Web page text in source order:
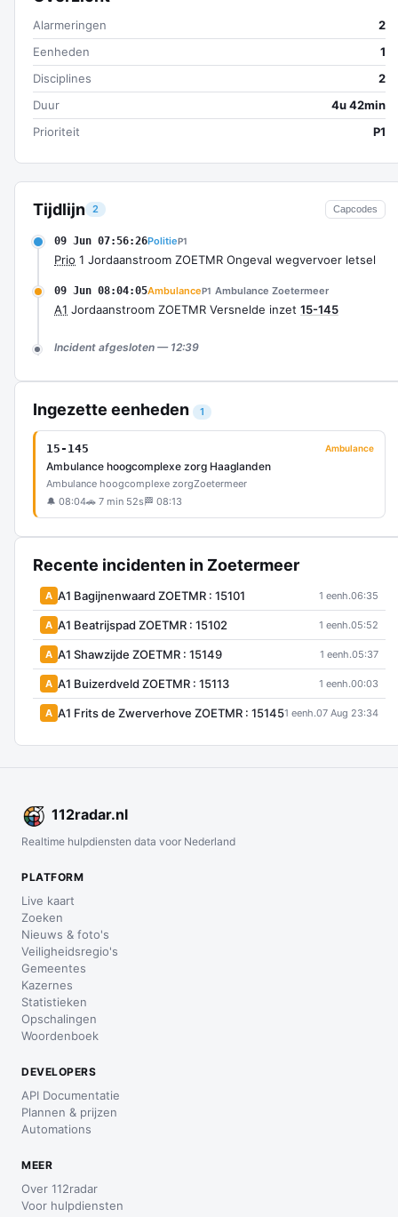
Tijdlijn 2 Capcodes
09 Jun 07:56:26PolitieP1
Prio 1 Jordaanstroom ZOETMR Ongeval wegvervoer letsel
09 Jun 08:04:05AmbulanceP1 Ambulance Zoetermeer
A1 Jordaanstroom ZOETMR Versnelde inzet 15-145
Incident afgesloten — 12:39
Ingezette eenheden 1
15-145 Ambulance
Ambulance hoogcomplexe zorg Haaglanden
Ambulance hoogcomplexe zorgZoetermeer
🔔 08:04🚗 7 min 52s 🏁 08:13
Recente incidenten in Zoetermeer
A A1 Bagijnenwaard ZOETMR : 15101 1 eenh.06:35
A A1 Beatrijspad ZOETMR : 15102 1 eenh.05:52
A A1 Shawzijde ZOETMR : 15149 1 eenh.05:37
A A1 Buizerdveld ZOETMR : 15113 1 eenh.00:03
A A1 Frits de Zwerverhove ZOETMR : 151451 eenh.07 Aug 23:34
Alarmeringen
2
Eenheden
1
Disciplines
2
Duur
4u 42min
Prioriteit
P1
112radar.nl
Realtime hulpdiensten data voor Nederland
PLATFORM
Live kaart
Zoeken
Nieuws & foto's
Veiligheidsregio's
Gemeentes
Kazernes
Statistieken
Opschalingen
Woordenboek
DEVELOPERS
API Documentatie
Plannen & prijzen
Automations
MEER
Over 112radar
Voor hulpdiensten